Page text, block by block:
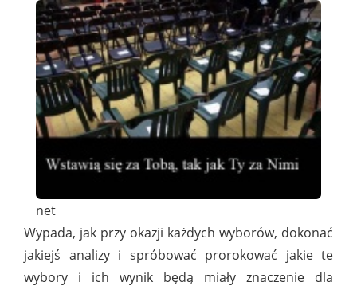
net
Wypada, jak przy okazji każdych wyborów, dokonać
jakiejś analizy i spróbować prorokować jakie te
wybory i ich wynik będą miały znaczenie dla